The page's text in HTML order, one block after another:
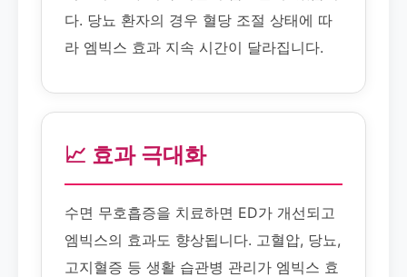
다. 당뇨 환자의 경우 혈당 조절 상태에 따
라 엠빅스 효과 지속 시간이 달라집니다.
📈 효과 극대화
수면 무호흡증을 치료하면 ED가 개선되고
엠빅스의 효과도 향상됩니다. 고혈압, 당뇨,
고지혈증 등 생활 습관병 관리가 엠빅스 효